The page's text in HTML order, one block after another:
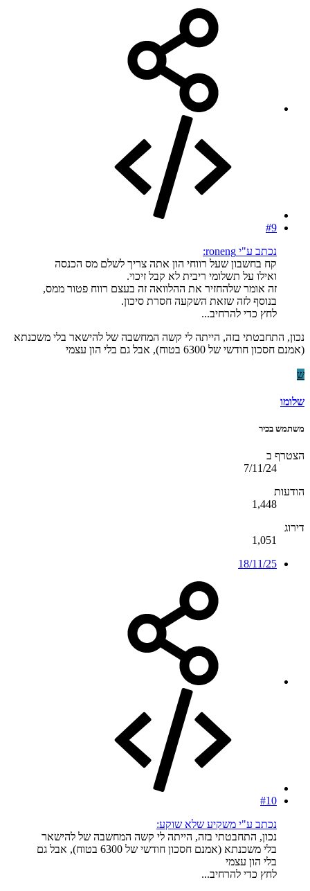
#9
נכתב ע"י roneng:
קח בחשבון שעל רווחי הון אתה צריך לשלם מס הכנסה
ואילו על תשלומי ריבית לא קבל זיכוי.
זה אומר שלהחזיר את ההלוואה זה בעצם רווח פטור ממס,
בנוסף לזה שזאת השקעה חסרת סיכון.
לחץ כדי להרחיב...
נכון, התחבטתי בזה, הייתה לי קשה המחשבה של להישאר בלי משכנתא
(אמנם חסכון חודשי של 6300 בטוח), אבל גם בלי הון עצמי
ש
שלומו
משתמש בכיר
הצטרף ב
7/11/24
הודעות
1,448
דירוג
1,051
18/11/25
#10
נכתב ע"י משקיע שלא שוקע:
נכון, התחבטתי בזה, הייתה לי קשה המחשבה של להישאר
בלי משכנתא (אמנם חסכון חודשי של 6300 בטוח), אבל גם
בלי הון עצמי
לחץ כדי להרחיב...